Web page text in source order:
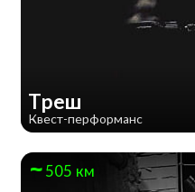
Треш
Квест-перформанс
505 км